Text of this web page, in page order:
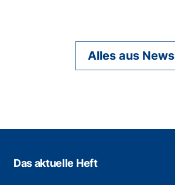
Alles aus News
Das aktuelle Heft